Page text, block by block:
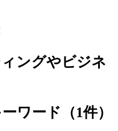
ングやビジネ
ワード（1件）